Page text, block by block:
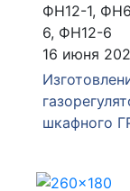
16 июня
шкафного